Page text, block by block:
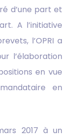
d’une part et
A l’initiative
l’OPRI a
l’élaboration
en vue
en
2017 à un